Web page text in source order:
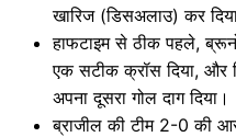
खारिज (डिसअलाउ) कर
हाफटाइम से ठीक पहले,
एक सटीक क्रॉस दिया, और
अपना दूसरा गोल दाग दिया।
ब्राजील की टीम 2-0 की